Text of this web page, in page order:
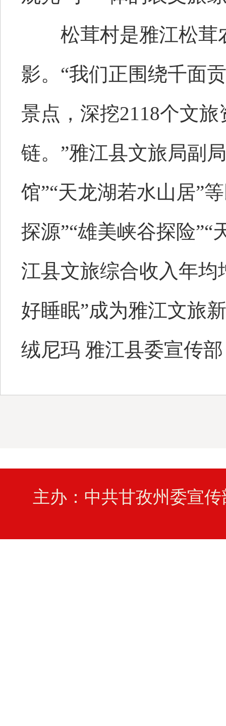
松茸村是雅江松茸
影。“我们正围绕千面
景点，深挖2118个文
链。”雅江县文旅局副
馆”“天龙湖若水山居”
探源”“雄美峡谷探险”“
江县文旅综合收入年均
好睡眠”成为雅江文旅
绒尼玛 雅江县委宣传
主办：中共甘孜州委宣